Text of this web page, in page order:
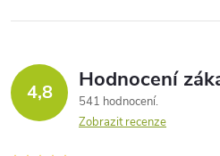
4,8 Hodnocení
541 hodnocení
Zobrazit recenze